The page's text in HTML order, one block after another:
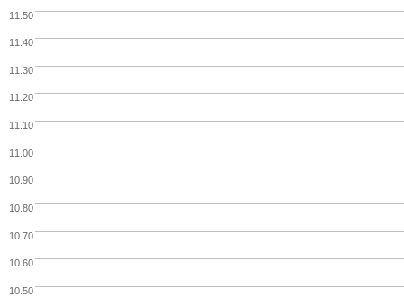
10.50
11.00
11.50
10.60
10.70
10.80
10.90
11.10
11.20
11.30
11.40